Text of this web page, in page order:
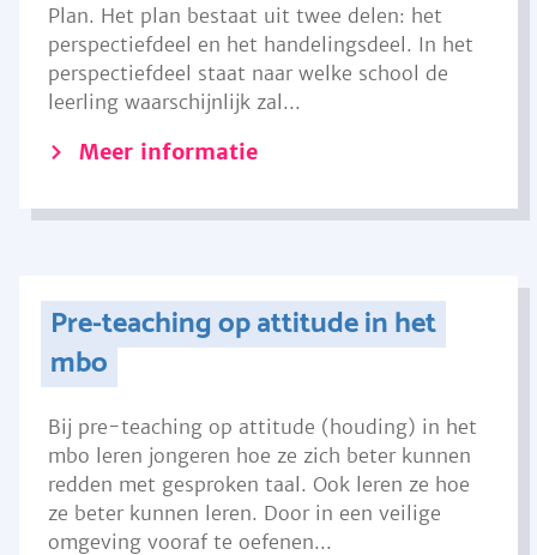
Plan. Het plan bestaat uit twee delen: het
perspectiefdeel en het handelingsdeel. In het
perspectiefdeel staat naar welke school de
leerling waarschijnlijk zal...
Meer informatie
Pre-teaching op attitude in het
mbo
Bij pre-teaching op attitude (houding) in het
mbo leren jongeren hoe ze zich beter kunnen
redden met gesproken taal. Ook leren ze hoe
ze beter kunnen leren. Door in een veilige
omgeving vooraf te oefenen...